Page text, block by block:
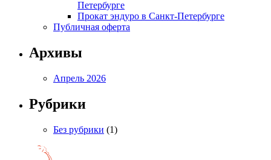
Петербурге
Прокат эндуро в Санкт-Петербурге
Публичная оферта
Архивы
Апрель 2026
Рубрики
Без рубрики (1)